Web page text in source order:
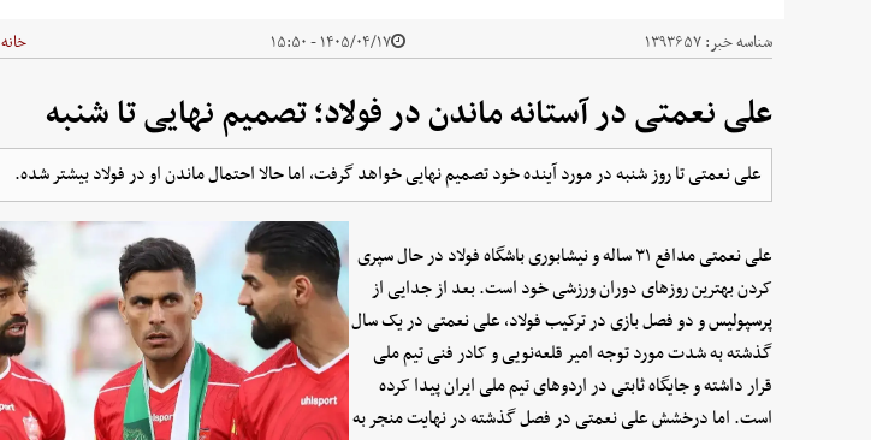
شناسه خبر:۱۳۹۳۶۵۷ ۱۴۰۵/۰۴/۱۷ - ۱۵:۵۰ خانه
علی نعمتی در آستانه ماندن در فولاد؛ تصمیم نهایی تا شنبه
علی نعمتی تا روز شنبه در مورد آینده خود تصمیم نهایی خواهد گرفت، اما حالا احتمال ماندن او در فولاد بیشتر شده.
علی نعمتی مدافع ۳۱ ساله و نیشابوری باشگاه فولاد در حال سپری
کردن بهترین روزهای دوران ورزشی خود است. بعد از جدایی از
پرسپولیس و دو فصل بازی در ترکیب فولاد، علی نعمتی در یک سال
گذشته به شدت مورد توجه امیر قلعه‌نویی و کادر فنی تیم ملی
قرار داشته و جایگاه ثابتی در اردوهای تیم ملی ایران پیدا کرده
است. اما درخشش علی نعمتی در فصل گذشته در نهایت منجر به